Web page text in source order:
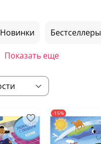
Новинки Бестселлеры
Показать еще
-15%